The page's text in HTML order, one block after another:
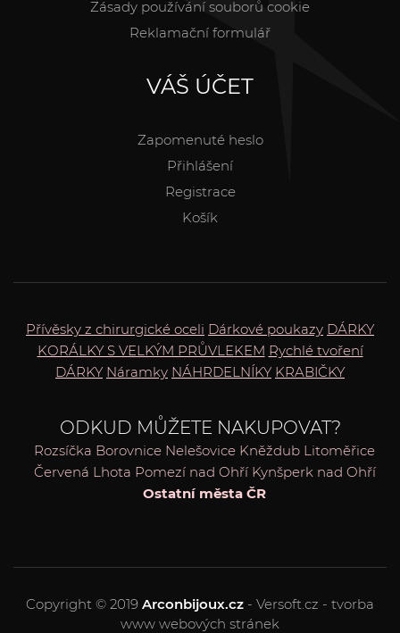
Zásady používání souborů cookie
Reklamační formulář
VÁŠ ÚČET
Zapomenuté heslo
Přihlášení
Registrace
Košík
Přívěsky z chirurgické oceli Dárkové poukazy DÁRKY
KORÁLKY S VELKÝM PRŮVLEKEM Rychlé tvoření
DÁRKY Náramky NÁHRDELNÍKY KRABIČKY
ODKUD MŮŽETE NAKUPOVAT?
Rozsíčka Borovnice Nelešovice Kněždub Litoměřice
Červená Lhota Pomezí nad Ohří Kynšperk nad Ohří
Ostatní města ČR
Copyright © 2019 Arconbijoux.cz - Versoft.cz - tvorba
www webových stránek